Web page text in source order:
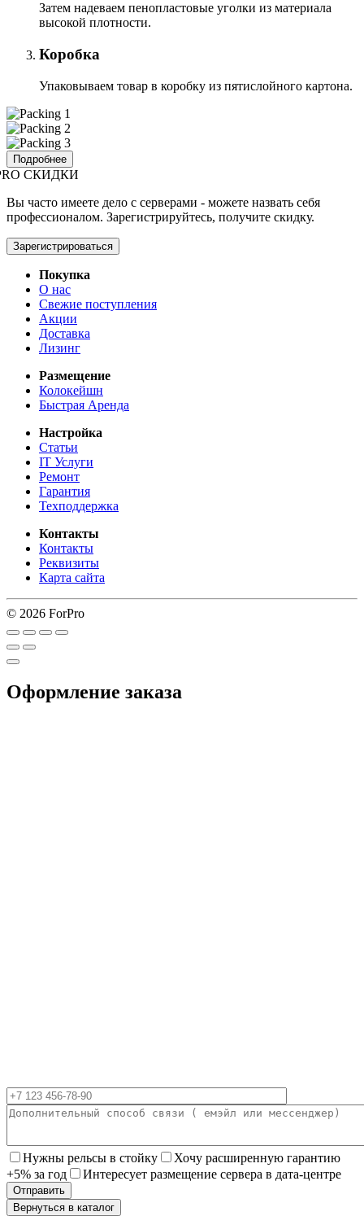
Затем надеваем пенопластовые уголки из материала
высокой плотности.
Коробка
Упаковываем товар в коробку из пятислойного картона.
Подробнее
СКИДКИ
Вы часто имеете дело с серверами - можете назвать себя
профессионалом. Зарегистрируйтесь, получите скидку.
Зарегистрироваться
Покупка
О нас
Свежие поступления
Акции
Доставка
Лизинг
Размещение
Колокейшн
Быстрая Аренда
Настройка
Статьи
IT Услуги
Ремонт
Гарантия
Техподдержка
Контакты
Контакты
Реквизиты
Карта сайта
© 2026 ForPro
Оформление заказа
Нужны рельсы в стойку
Хочу расширенную гарантию
+5% за год
Интересует размещение сервера в дата-центре
Вернуться в каталог